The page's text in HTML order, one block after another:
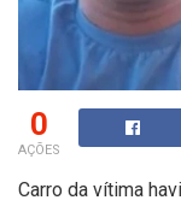
0
AÇÕES
Carro da vítima